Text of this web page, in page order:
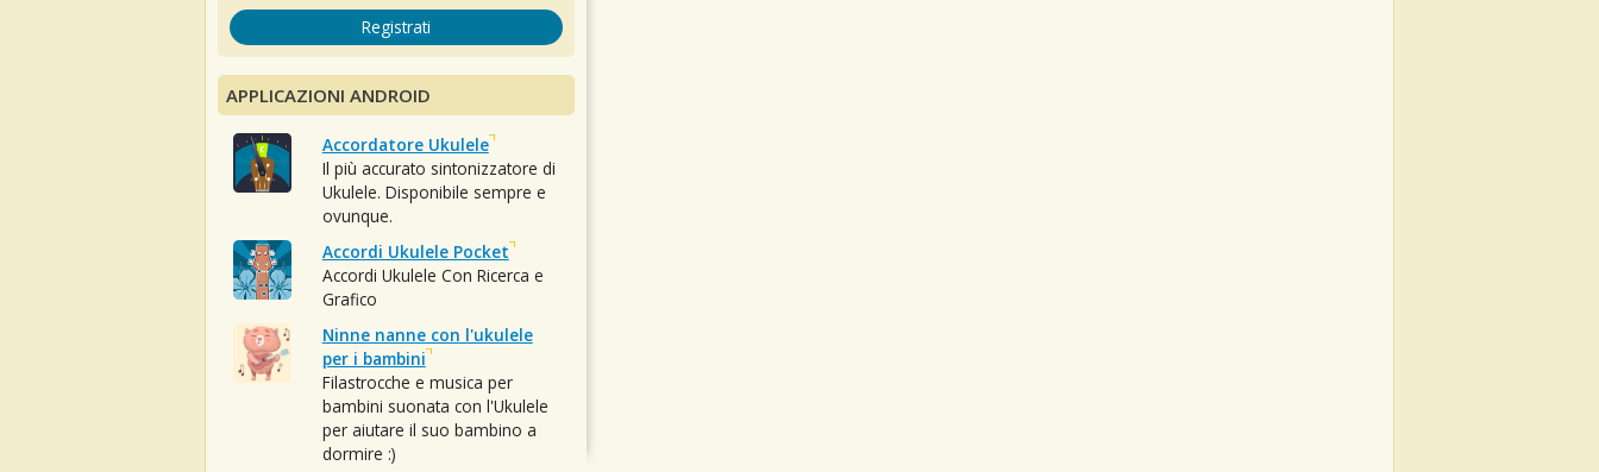
Registrati
APPLICAZIONI ANDROID
Accordatore Ukulele
Il più accurato sintonizzatore di
Ukulele. Disponibile sempre e
ovunque.
Accordi Ukulele Pocket
Accordi Ukulele Con Ricerca e
Grafico
Ninne nanne con l'ukulele
per i bambini
Filastrocche e musica per
bambini suonata con l'Ukulele
per aiutare il suo bambino a
dormire :)